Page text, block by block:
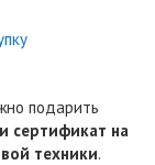
подарить
сертификат на
техники.